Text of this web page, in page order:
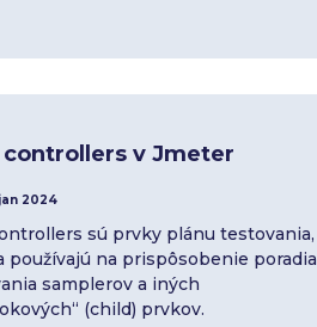
v Jmeter
2024
sú prvky plánu testovania,
používajú na prispôsobenie poradia
samplerov a iných
(child) prvkov.